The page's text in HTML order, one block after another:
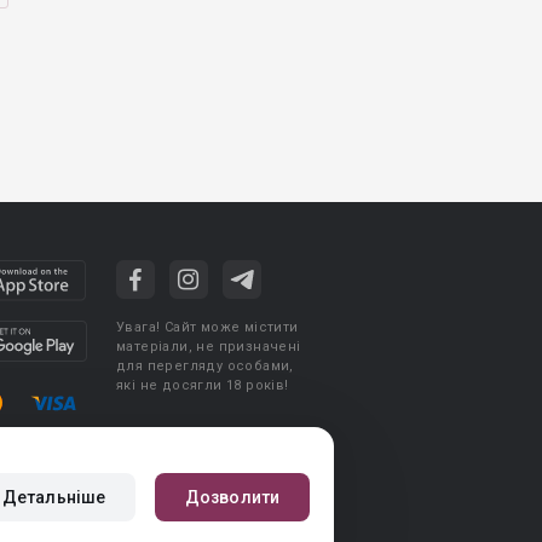
Детальніше Дозволити
Увага! Сайт може містити
матеріали, не призначені
для перегляду особами,
які не досягли 18 років!
Політика конфіденційності
публікації авторського контенту